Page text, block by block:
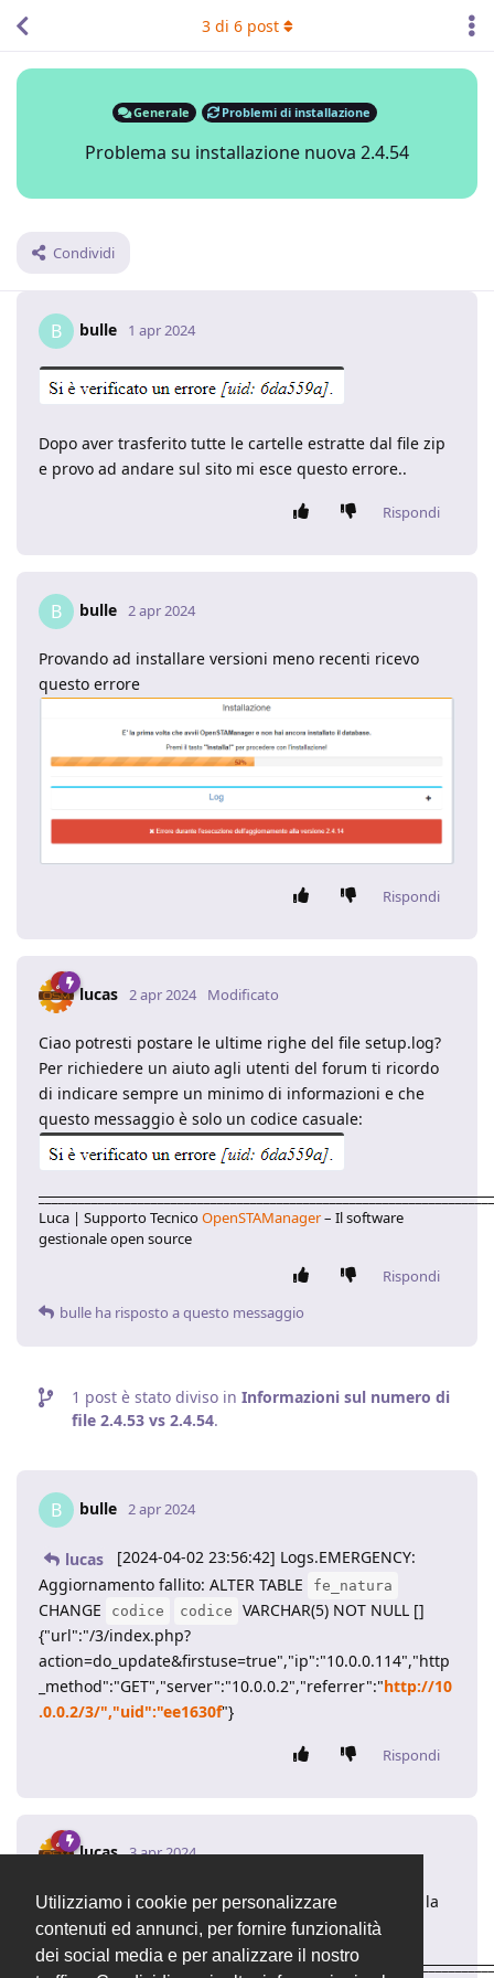
Utilizziamo i cookie per personalizzare
contenuti ed annunci, per fornire funzionalità
dei social media e per analizzare il nostro
Generale Problemi di installazione
Problema su installazione nuova 2.4.54
Condividi
3di 6post
B bulle 1 apr 2024
Dopo aver trasferito tutte le cartelle estratte dal file zip
e provo ad andare sul sito mi esce questo errore..
Rispondi
B bulle 2 apr 2024
Provando ad installare versioni meno recenti ricevo
questo errore
Rispondi
lucas 2 apr 2024 Modificato
Ciao potresti postare le ultime righe del file setup.log?
Per richiedere un aiuto agli utenti del forum ti ricordo
di indicare sempre un minimo di informazioni e che
questo messaggio è solo un codice casuale:
Luca | Supporto TecnicoOpenSTAManager– Il software
gestionale open source
Rispondi
bulle ha risposto a questo messaggio
1 post è stato diviso in Informazioni sul numero di
file 2.4.53 vs 2.4.54.
B bulle 2 apr 2024
lucas
[2024-04-02 23:56:42] Logs.EMERGENCY:
Aggiornamento fallito: ALTER TABLE
fe_natura
CHANGE codice codice
VARCHAR(5) NOT NULL []
{"url":"/3/index.php?
action=do_update&firstuse=true","ip":"10.0.0.114","http
_method":"GET","server":"10.0.0.2","referrer":"http://10
.0.0.2/3/","uid":"ee1630f"}
Rispondi
lucas 3 apr 2024
quale versione di MySQL stai utilizzando? Se esegui la
query direttamente a database quale avviso ricevi?